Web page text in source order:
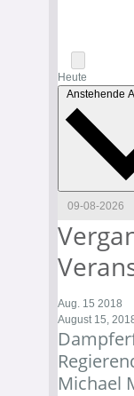
Heute
Anstehende
Aug. 15 2018
August 15,
Michael